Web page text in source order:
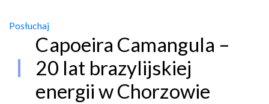
Posłuchaj
Capoeira Camangula –
20 lat brazylijskiej
energii w Chorzowie